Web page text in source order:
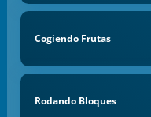
Cogiendo Frutas
Rodando Bloques